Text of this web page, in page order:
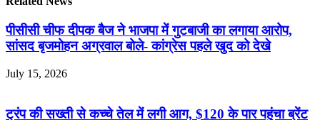
पीसीसी चीफ दीपक बैज ने भाजपा में गुटबाजी का लगाया आरोप,
सांसद बृजमोहन अग्रवाल बोले- कांग्रेस पहले खुद को देखे
July 15, 2026
ट्रंप की सख्ती से कच्चे तेल में लगी आग, $120 के पार पहुंचा ब्रेंट